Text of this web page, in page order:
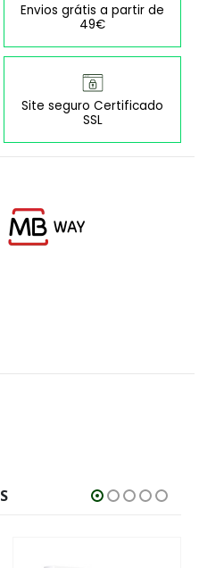
Envios grátis a partir de
49€
Site seguro Certificado
SSL